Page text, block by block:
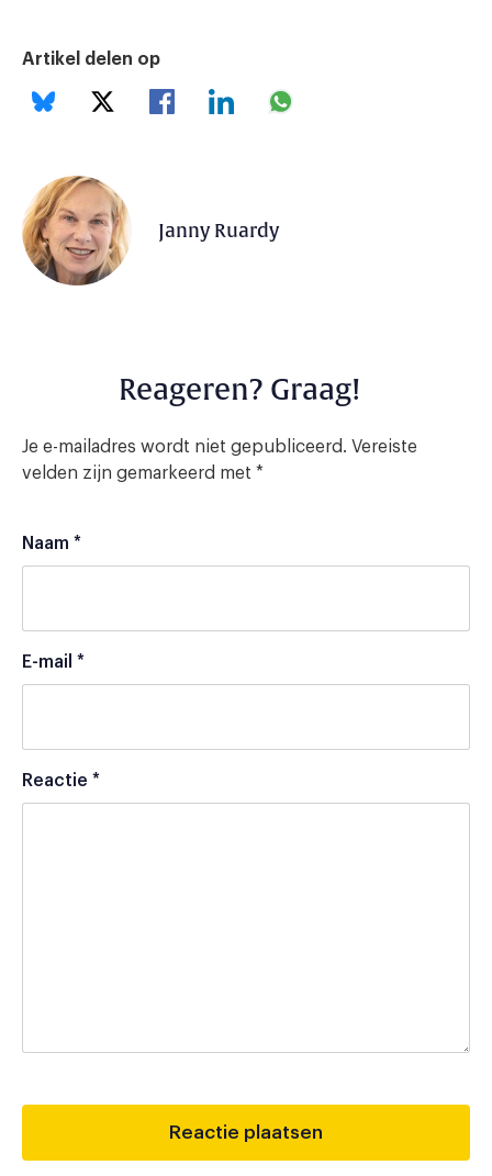
Artikel delen op
Janny Ruardy
Reageren? Graag!
Je e-mailadres wordt niet gepubliceerd. Vereiste
velden zijn gemarkeerd met *
Naam *
E-mail *
Reactie *